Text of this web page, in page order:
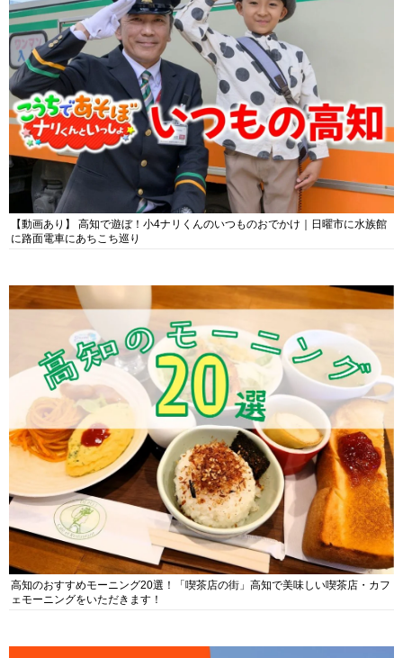
【動画あり】 高知で遊ぼ！小4ナリくんのいつものおでかけ｜日曜市に水族館
に路面電車にあちこち巡り
高知のおすすめモーニング20選！「喫茶店の街」高知で美味しい喫茶店・カフ
ェモーニングをいただきます！